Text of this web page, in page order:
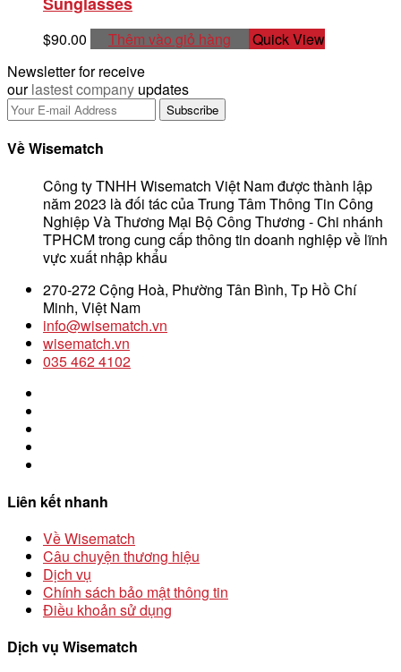
$90.00 Thêm vào giỏ hàng
Quick View
Newsletter for receive
ourlastest company updates
Về Wisematch
Công ty TNHH Wisematch Việt Nam được thành lập
năm 2023 là đối tác của Trung Tâm Thông Tin Công
Nghiệp Và Thương Mại Bộ Công Thương - Chi nhánh
TPHCM trong cung cấp thông tin doanh nghiệp về lĩnh
vực xuất nhập khẩu
270-272 Cộng Hoà, Phường Tân Bình, Tp Hồ Chí
Minh, Việt Nam
info@wisematch.vn
wisematch.vn
035 462 4102
Liên kết nhanh
Về Wisematch
Câu chuyện thương hiệu
Dịch vụ
Chính sách bảo mật thông tin
Điều khoản sử dụng
Dịch vụ Wisematch